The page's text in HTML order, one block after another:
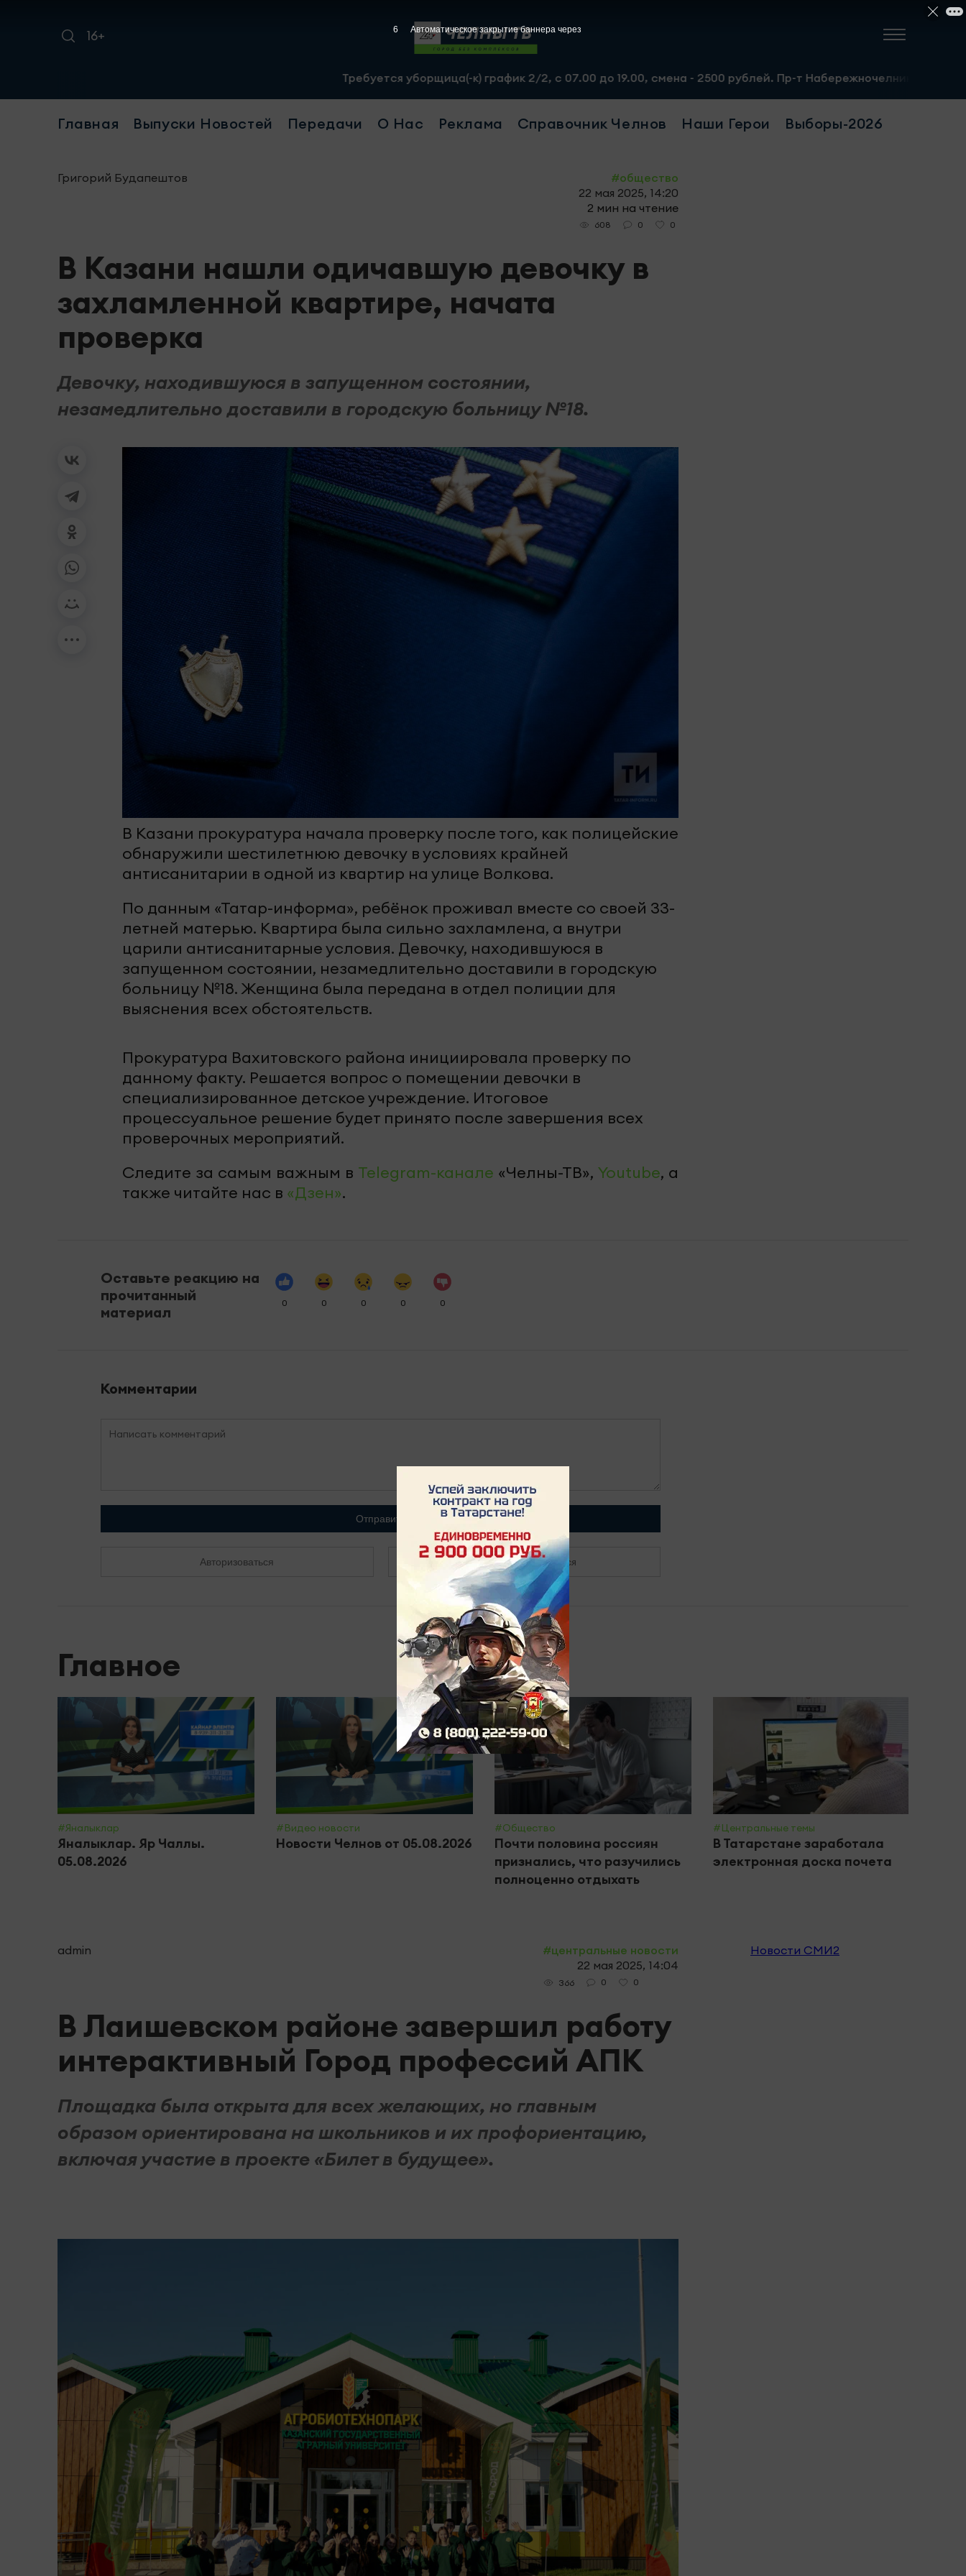
16+
Требуется уборщица(-к) график 2/2, с 07.00 до 19.00, смена - 2500 рублей. Пр-т Набережночелнинский, 13а. Тел.: 8-951-064-
Главная Выпуски Новостей Передачи О Нас Реклама Справочник Челнов Наши Герои Выборы-2026
Григорий Будапештов
#общество
22 мая 2025, 14:20
2 мин на чтение
608 0 0
В Казани нашли одичавшую девочку в
захламленной квартире, начата
проверка
Девочку, находившуюся в запущенном состоянии,
незамедлительно доставили в городскую больницу №18.
В Казани прокуратура начала проверку после того, как полицейские
обнаружили шестилетнюю девочку в условиях крайней
антисанитарии в одной из квартир на улице Волкова.
По данным «Татар-информа», ребёнок проживал вместе со своей 33-
летней матерью. Квартира была сильно захламлена, а внутри
царили антисанитарные условия. Девочку, находившуюся в
запущенном состоянии, незамедлительно доставили в городскую
больницу №18. Женщина была передана в отдел полиции для
выяснения всех обстоятельств.
Прокуратура Вахитовского района инициировала проверку по
данному факту. Решается вопрос о помещении девочки в
специализированное детское учреждение. Итоговое
процессуальное решение будет принято после завершения всех
проверочных мероприятий.
Следите за самым важным в Telegram-канале «Челны-ТВ», Youtube, а
также читайте нас в «Дзен».
Оставьте реакцию на
прочитанный
материал
0 0 0 0 0
Комментарии
Отправить
Авторизоваться Зарегистрироваться
Главное
#Яналыклар
Яналыклар. Яр Чаллы.
05.08.2026
#Видео новости
Новости Челнов от 05.08.2026
#Общество
Почти половина россиян
признались, что разучились
полноценно отдыхать
#Центральные темы
В Татарстане заработала
электронная доска почета
admin
#центральные новости
22 мая 2025, 14:04
366 0 0
В Лаишевском районе завершил работу
интерактивный Город профессий АПК
Площадка была открыта для всех желающих, но главным
образом ориентирована на школьников и их профориентацию,
включая участие в проекте «Билет в будущее».
Новости СМИ2
4 Автоматическое закрытие баннера через